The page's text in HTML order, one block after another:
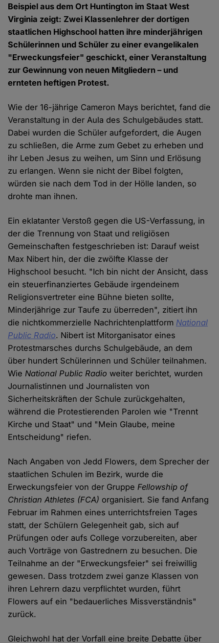
Beispiel aus dem Ort Huntington im Staat West
Virginia zeigt: Zwei Klassenlehrer der dortigen
staatlichen Highschool hatten ihre minderjährigen
Schülerinnen und Schüler zu einer evangelikalen
"Erweckungsfeier" geschickt, einer Veranstaltung
zur Gewinnung von neuen Mitgliedern – und
ernteten heftigen Protest.
Wie der 16-jährige Cameron Mays berichtet, fand die
Veranstaltung in der Aula des Schulgebäudes statt.
Dabei wurden die Schüler aufgefordert, die Augen
zu schließen, die Arme zum Gebet zu erheben und
ihr Leben Jesus zu weihen, um Sinn und Erlösung
zu erlangen. Wenn sie nicht der Bibel folgten,
würden sie nach dem Tod in der Hölle landen, so
drohte man ihnen.
Ein eklatanter Verstoß gegen die US-Verfassung, in
der die Trennung von Staat und religiösen
Gemeinschaften festgeschrieben ist: Darauf weist
Max Nibert hin, der die zwölfte Klasse der
Highschool besucht. "Ich bin nicht der Ansicht, dass
ein steuerfinanziertes Gebäude irgendeinem
Religionsvertreter eine Bühne bieten sollte,
Minderjährige zur Taufe zu überreden", zitiert ihn
die nichtkommerzielle Nachrichtenplattform National
Public Radio. Nibert ist Mitorganisator eines
Protestmarsches durchs Schulgebäude, an dem
über hundert Schülerinnen und Schüler teilnahmen.
WieNational Public Radio weiter berichtet, wurden
Journalistinnen und Journalisten von
Sicherheitskräften der Schule zurückgehalten,
während die Protestierenden Parolen wie "Trennt
Kirche und Staat" und "Mein Glaube, meine
Entscheidung" riefen.
Nach Angaben von Jedd Flowers, dem Sprecher der
staatlichen Schulen im Bezirk, wurde die
Erweckungsfeier von der GruppeFellowship of
Christian Athletes (FCA) organisiert. Sie fand Anfang
Februar im Rahmen eines unterrichtsfreien Tages
statt, der Schülern Gelegenheit gab, sich auf
Prüfungen oder aufs College vorzubereiten, aber
auch Vorträge von Gastrednern zu besuchen. Die
Teilnahme an der "Erweckungsfeier" sei freiwillig
gewesen. Dass trotzdem zwei ganze Klassen von
ihren Lehrern dazu verpflichtet wurden, führt
Flowers auf ein "bedauerliches Missverständnis"
zurück.
Gleichwohl hat der Vorfall eine breite Debatte über